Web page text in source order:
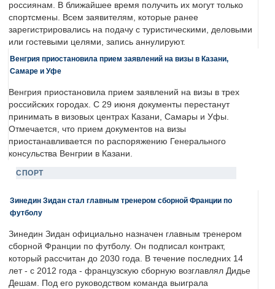
россиянам. В ближайшее время получить их могут только
спортсмены. Всем заявителям, которые ранее
зарегистрировались на подачу с туристическими, деловыми
или гостевыми целями, запись аннулируют.
Венгрия приостановила прием заявлений на визы в Казани,
Самаре и Уфе
Венгрия приостановила прием заявлений на визы в трех
российских городах. С 29 июня документы перестанут
принимать в визовых центрах Казани, Самары и Уфы.
Отмечается, что прием документов на визы
приостанавливается по распоряжению Генерального
консульства Венгрии в Казани.
СПОРТ
Зинедин Зидан стал главным тренером сборной Франции по
футболу
Зинедин Зидан официально назначен главным тренером
сборной Франции по футболу. Он подписал контракт,
который рассчитан до 2030 года. В течение последних 14
лет - с 2012 года - французскую сборную возглавлял Дидье
Дешам. Под его руководством команда выиграла